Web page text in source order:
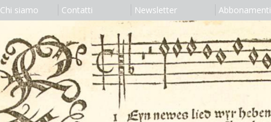
Chi siamo Contatti Newsletter Abbonamenti